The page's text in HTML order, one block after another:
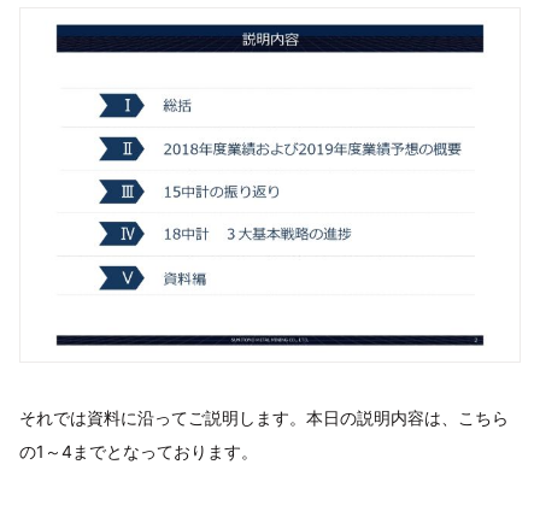
それでは資料に沿ってご説明します。本日の説明内容は、こちら
の1～4までとなっております。